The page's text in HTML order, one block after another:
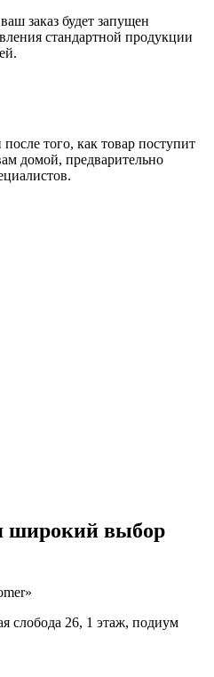
заказ будет запущен
стандартной продукции
того, как товар поступит
домой, предварительно
широкий выбор
слобода 26, 1 этаж, подиум